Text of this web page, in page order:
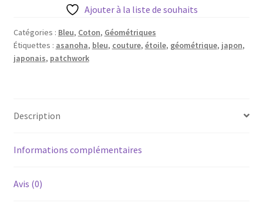
sur
fond
beige
Ajouter à la liste de souhaits
Catégories : Bleu, Coton, Géométriques
Étiquettes : asanoha, bleu, couture, étoile, géométrique, japon,
japonais, patchwork
Description
Informations complémentaires
Avis (0)